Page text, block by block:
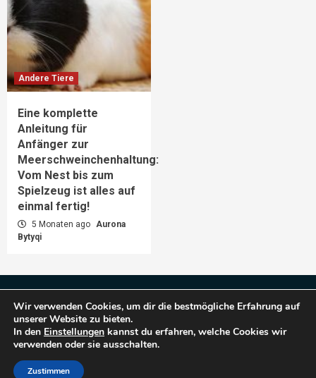
Andere Tiere
Eine komplette
Anleitung für
Anfänger zur
Meerschweinchenhaltung:
Vom Nest bis zum
Spielzeug ist alles auf
einmal fertig!
5 Monaten ago Aurona
Bytyqi
Impressum Datenschutz
Copyright © 2025 Haustiere Welt.
Wir verwenden Cookies, um dir die bestmögliche Erfahrung auf
unserer Website zu bieten.
In den Einstellungen kannst du erfahren, welche Cookies wir
verwenden oder sie ausschalten.
Zustimmen